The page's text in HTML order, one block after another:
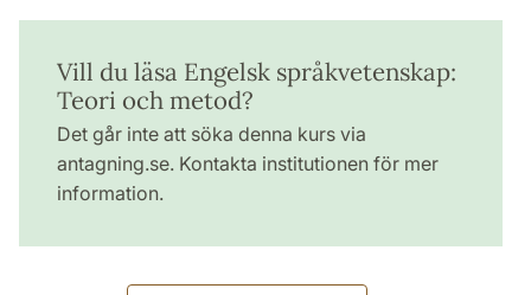
Vill du läsa Engelsk språkvetenskap:
Teori och metod?
Det går inte att söka denna kurs via
antagning.se. Kontakta institutionen för mer
information.